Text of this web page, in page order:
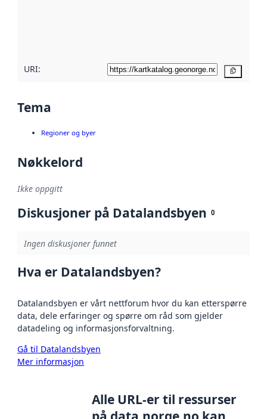
URI:
Tema
Regioner og byer
Nøkkelord
Ikke oppgitt
Diskusjoner på Datalandsbyen 0
Ingen diskusjoner funnet
Hva er Datalandsbyen?
Datalandsbyen er vårt nettforum hvor du kan etterspørre
data, dele erfaringer og spørre om råd som gjelder
datadeling og informasjonsforvaltning.
Gå til Datalandsbyen
Mer informasjon
Alle URL-er til ressurser